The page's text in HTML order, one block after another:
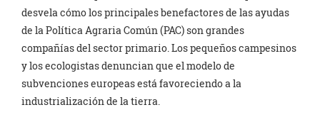
desvela cómo los principales benefactores de las ayudas
de la Política Agraria Común (PAC) son grandes
compañías del sector primario. Los pequeños campesinos
y los ecologistas denuncian que el modelo de
subvenciones europeas está favoreciendo a la
industrialización de la tierra.